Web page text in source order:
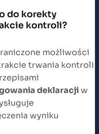
do korekty
kontroli?
możliwości
trwania kontroli
deklaracjiw
wyniku